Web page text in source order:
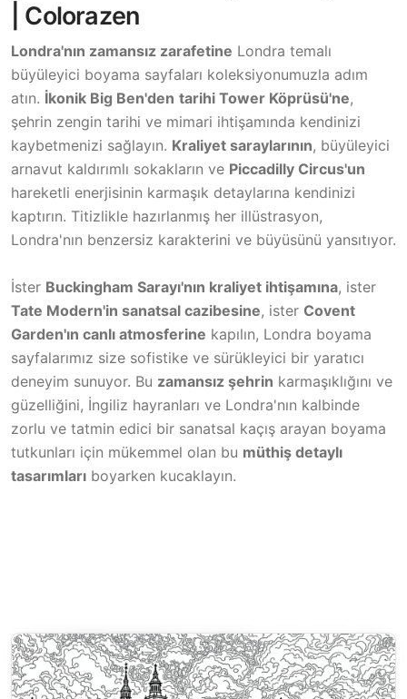
| Colorazen
Londra'nın zamansız zarafetine Londra temalı
büyüleyici boyama sayfaları koleksiyonumuzla adım
atın. İkonik Big Ben'den tarihi Tower Köprüsü'ne,
şehrin zengin tarihi ve mimari ihtişamında kendinizi
kaybetmenizi sağlayın. Kraliyet saraylarının, büyüleyici
arnavut kaldırımlı sokakların ve Piccadilly Circus'un
hareketli enerjisinin karmaşık detaylarına kendinizi
kaptırın. Titizlikle hazırlanmış her illüstrasyon,
Londra'nın benzersiz karakterini ve büyüsünü yansıtıyor.
İster Buckingham Sarayı'nın kraliyet ihtişamına, ister
Tate Modern'in sanatsal cazibesine, ister Covent
Garden'ın canlı atmosferine kapılın, Londra boyama
sayfalarımız size sofistike ve sürükleyici bir yaratıcı
deneyim sunuyor. Bu zamansız şehrin karmaşıklığını ve
güzelliğini, İngiliz hayranları ve Londra'nın kalbinde
zorlu ve tatmin edici bir sanatsal kaçış arayan boyama
tutkunları için mükemmel olan bu müthiş detaylı
tasarımları boyarken kucaklayın.